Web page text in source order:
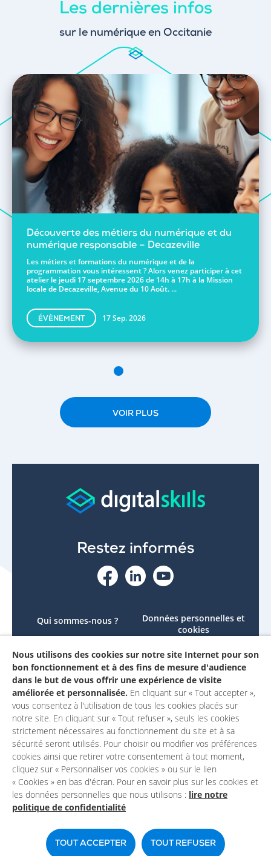
Les dernières infos
sur le numérique en Occitanie
Découverte des métiers du numérique et du
numérique responsable – Decazeville
Les métiers et formations du numérique et de la
programmation vous intéressent ? Alors venez participer à cet
atelier le jeudi 17 septembre 2026 de 14h à 17h à la Mission
locale de Decazeville, Avenue du 10 Août. ...
ÉVÈNEMENT 17 Sep. 2026
VOIR PLUS
Restez informés
Qui sommes-nous ?
Le projet
Contactez-nous
Mon compte
Données personnelles et
cookies
Accessibilité : non
conforme
Mentions légales
Un site du
Nous utilisons des cookies sur notre site Internet pour son
bon fonctionnement et à des fins de mesure d'audience
dans le but de vous offrir une expérience de visite
améliorée et personnalisée. En cliquant sur « Tout accepter »,
vous consentez à l'utilisation de tous les cookies placés sur
notre site. En cliquant sur « Tout refuser », seuls les cookies
strictement nécessaires au fonctionnement du site et à sa
sécurité seront utilisés. Pour choisir ou modifier vos préférences
cookies ainsi que retirer votre consentement à tout moment,
cliquez sur « Personnaliser vos cookies » ou sur le lien
« Cookies » en bas d'écran. Pour en savoir plus sur les cookies et
les données personnelles que nous utilisons : lire notre
politique de confidentialité
TOUT ACCEPTER TOUT REFUSER